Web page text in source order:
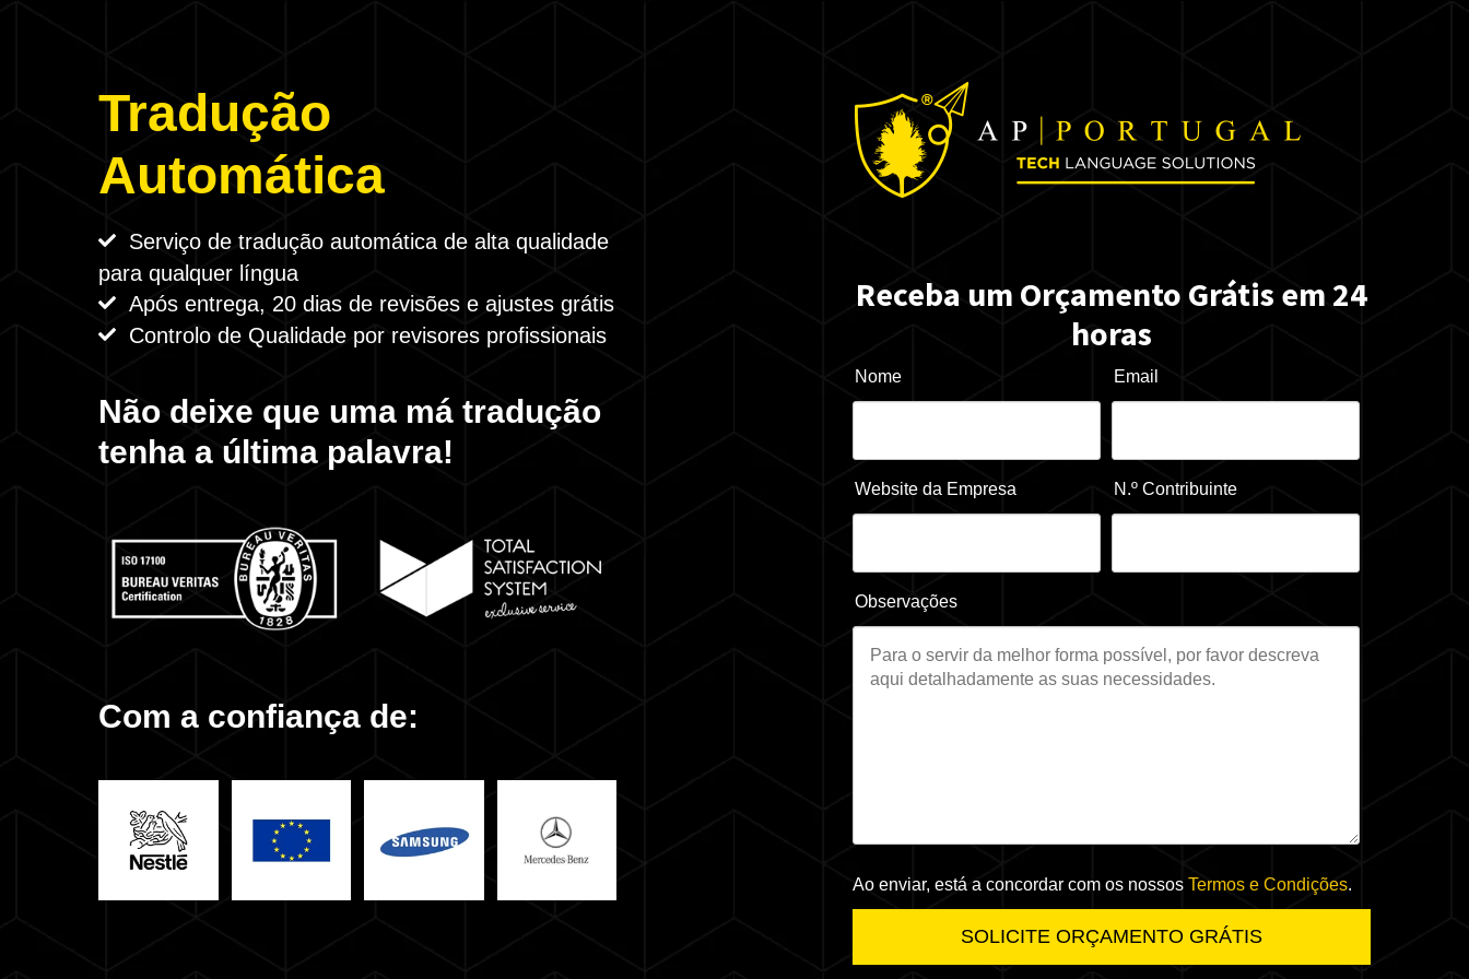
Tradução
Automática
Serviço de tradução automática de alta qualidade
para qualquer língua
Após entrega, 20 dias de revisões e ajustes grátis
Controlo de Qualidade por revisores profissionais
Não deixe que uma má tradução
tenha a última palavra!
Com a confiança de:
Receba um Orçamento Grátis em 24
horas
Nome Email
Website da Empresa N.º Contribuinte
Observações
Ao enviar, está a concordar com os nossos Termos e Condições.